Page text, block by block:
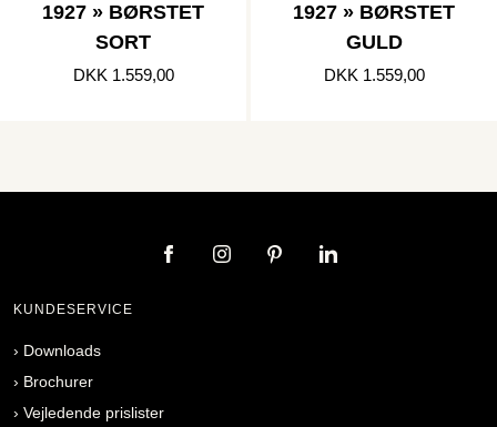
1927 » BØRSTET
SORT
DKK 1.559,00
1927 » BØRSTET
GULD
DKK 1.559,00
KUNDESERVICE
› Downloads
› Brochurer
› Vejledende prislister